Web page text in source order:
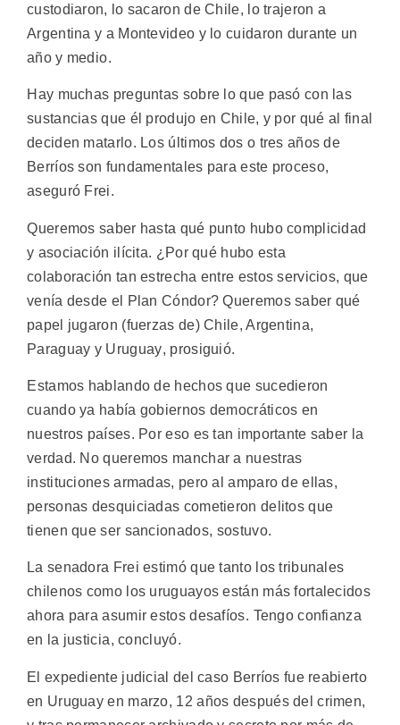
custodiaron, lo sacaron de Chile, lo trajeron a
Argentina y a Montevideo y lo cuidaron durante un
año y medio.
Hay muchas preguntas sobre lo que pasó con las
sustancias que él produjo en Chile, y por qué al final
deciden matarlo. Los últimos dos o tres años de
Berríos son fundamentales para este proceso,
aseguró Frei.
Queremos saber hasta qué punto hubo complicidad
y asociación ilícita. ¿Por qué hubo esta
colaboración tan estrecha entre estos servicios, que
venía desde el Plan Cóndor? Queremos saber qué
papel jugaron (fuerzas de) Chile, Argentina,
Paraguay y Uruguay, prosiguió.
Estamos hablando de hechos que sucedieron
cuando ya había gobiernos democráticos en
nuestros países. Por eso es tan importante saber la
verdad. No queremos manchar a nuestras
instituciones armadas, pero al amparo de ellas,
personas desquiciadas cometieron delitos que
tienen que ser sancionados, sostuvo.
La senadora Frei estimó que tanto los tribunales
chilenos como los uruguayos están más fortalecidos
ahora para asumir estos desafíos. Tengo confianza
en la justicia, concluyó.
El expediente judicial del caso Berríos fue reabierto
en Uruguay en marzo, 12 años después del crimen,